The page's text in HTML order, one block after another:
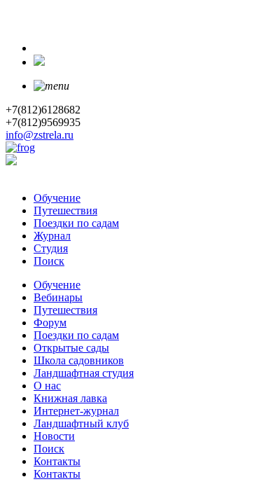
+7(812)6128682
+7(812)9569935
info@zstrela.ru
Обучение
Путешествия
Поездки по садам
Журнал
Студия
Поиск
Обучение
Вебинары
Путешествия
Форум
Поездки по садам
Открытые сады
Школа садовников
Ландшафтная студия
О нас
Книжная лавка
Интернет-журнал
Ландшафтный клуб
Новости
Поиск
Контакты
Контакты